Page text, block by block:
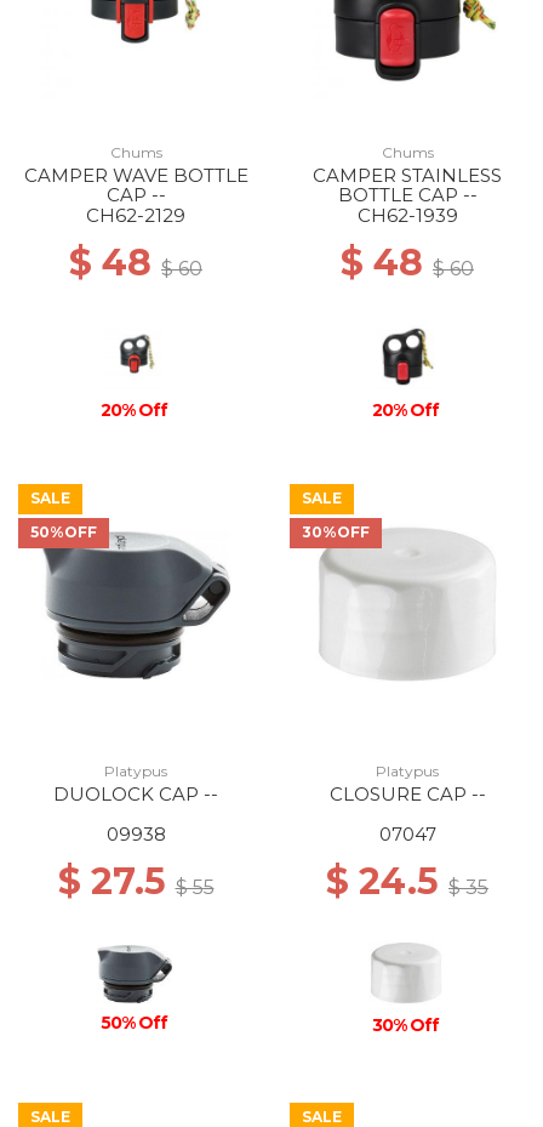
Chums
CAMPER WAVE BOTTLE
CAP --
CH62-2129
$ 48 $ 60
20% Off
Chums
CAMPER STAINLESS
BOTTLE CAP --
CH62-1939
$ 48 $ 60
20% Off
SALE
50%OFF
Platypus
DUOLOCK CAP --
09938
$ 27.5$ 55
50% Off
SALE
30%OFF
Platypus
CLOSURE CAP --
07047
$ 24.5 $ 35
30% Off
SALE
SALE